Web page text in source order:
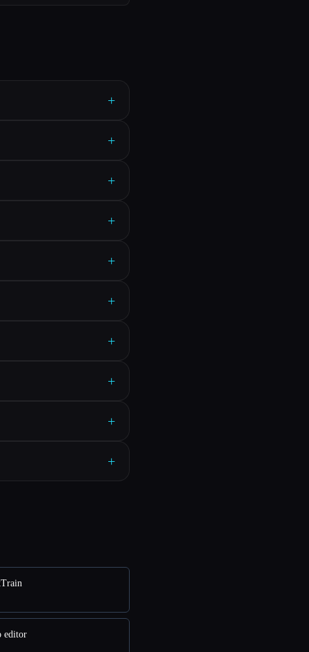
+
+
+
+
+
+
+
+
+
+
editor